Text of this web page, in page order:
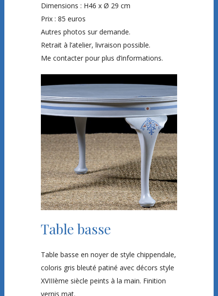
Dimensions : H46 x Ø 29 cm
Prix : 85 euros
Autres photos sur demande.
Retrait à l’atelier, livraison possible.
Me contacter pour plus d’informations.
Table basse
Table basse en noyer de style chippendale,
coloris gris bleuté patiné avec décors style
XVIIIème siècle peints à la main. Finition
vernis mat.